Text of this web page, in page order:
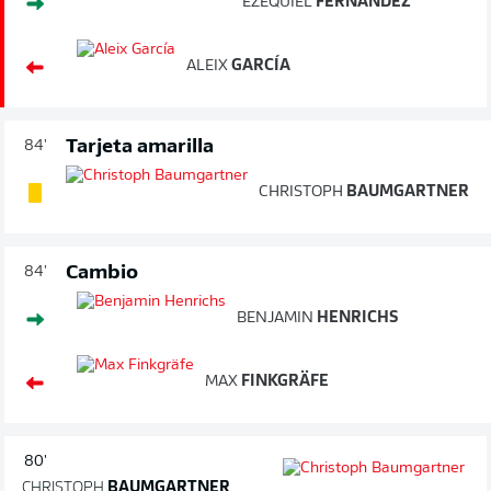
ALEIX GARCÍA
84' Tarjeta amarilla
CHRISTOPH BAUMGARTNER
84' Cambio
BENJAMIN HENRICHS
MAX FINKGRÄFE
80'